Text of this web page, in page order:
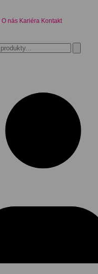
O nás Kariéra Kontakt